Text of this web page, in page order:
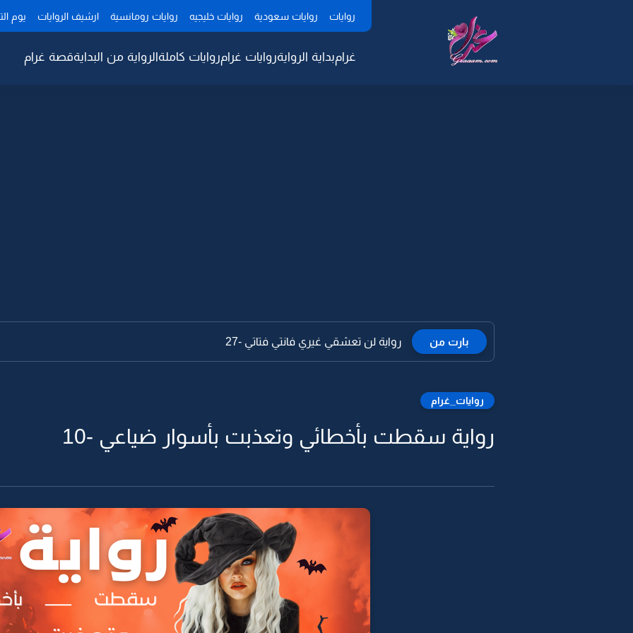
روايات روايات سعودية روايات خليجيه روايات رومانسية ارشيف الروايات يوم
غرامبداية الروايةروايات غرامروايات كاملةالرواية من البدايةقصة غرام
بارت من رواية لن تعشقي غيري فانتي فتاتي -27
روايات_غرام
رواية سقطت بأخطائي وتعذبت بأسوار ضياعي -10